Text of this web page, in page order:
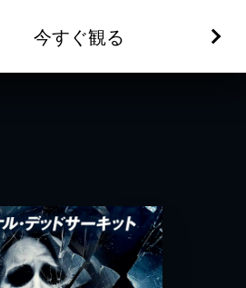
今すぐ観る